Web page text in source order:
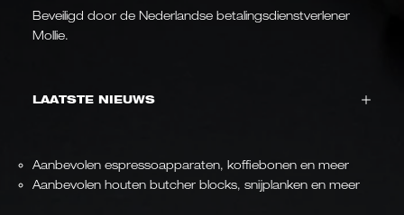
Beveiligd door de Nederlandse betalingsdienstverlener
Mollie.
LAATSTE NIEUWS
Aanbevolen espressoapparaten, koffiebonen en meer
Aanbevolen houten butcher blocks, snijplanken en meer